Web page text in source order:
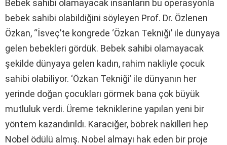
Bebek sahibi olamayacak insanların bu operasyonla
bebek sahibi olabildiğini söyleyen Prof. Dr. Özlenen
Özkan, “İsveç’te kongrede ‘Özkan Tekniği’ ile dünyaya
gelen bebekleri gördük. Bebek sahibi olamayacak
şekilde dünyaya gelen kadın, rahim nakliyle çocuk
sahibi olabiliyor. ‘Özkan Tekniği’ ile dünyanın her
yerinde doğan çocukları görmek bana çok büyük
mutluluk verdi. Üreme tekniklerine yapılan yeni bir
yöntem kazandırıldı. Karaciğer, böbrek nakilleri hep
Nobel ödülü almış. Nobel almayı hak eden bir proje